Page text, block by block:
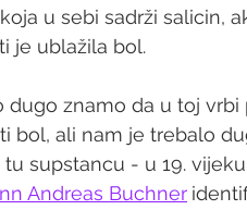
Pedijatrija
u sebi sadrži salicin,
je ublažila bol.
dugo znamo da u toj vrbi
bol, ali nam je trebalo
supstancu - u 19.
Andreas Buchner